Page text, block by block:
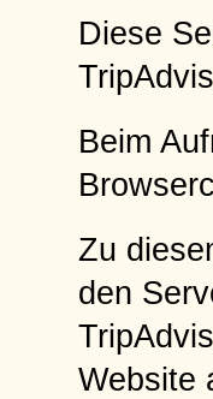
Diese
Beim
Zu
den
Website